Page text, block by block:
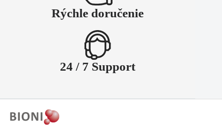
Rýchle doručenie
24 / 7 Support